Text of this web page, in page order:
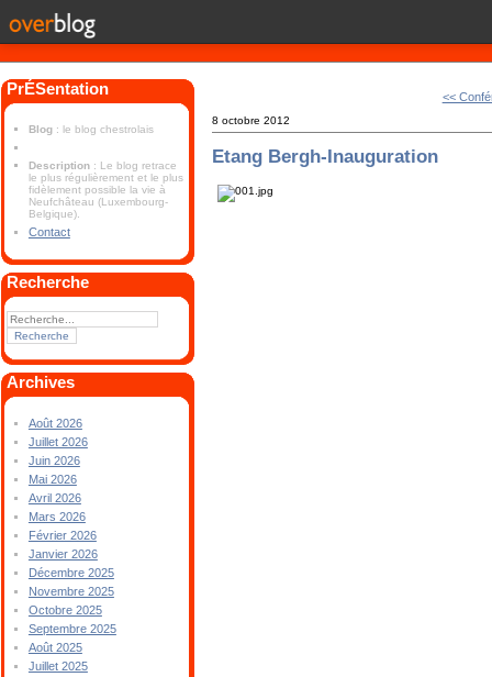
PrÉSentation
Blog : le blog chestrolais
Description : Le blog retrace
le plus régulièrement et le plus
fidèlement possible la vie à
Neufchâteau (Luxembourg-
Belgique).
Contact
Recherche
Archives
Août 2026
Juillet 2026
Juin 2026
Mai 2026
Avril 2026
Mars 2026
Février 2026
Janvier 2026
Décembre 2025
Novembre 2025
Octobre 2025
Septembre 2025
Août 2025
Juillet 2025
<<
8 octobre 2012
Etang Bergh-Inauguration